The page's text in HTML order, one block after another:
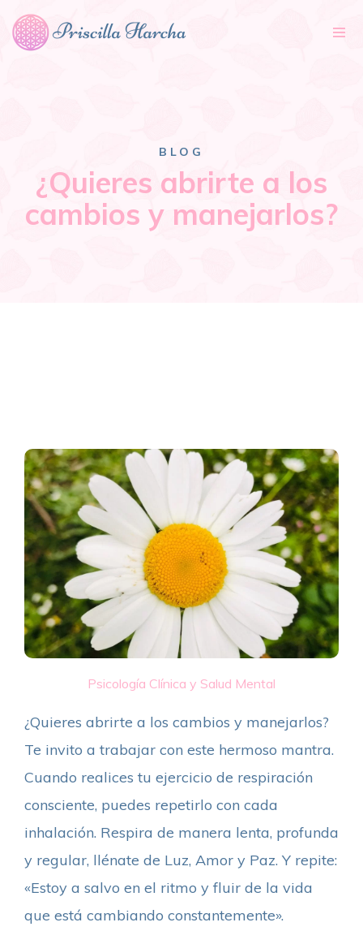
BLOG
¿Quieres abrirte a los
cambios y manejarlos?
Psicología Clínica y Salud Mental
¿Quieres abrirte a los cambios y manejarlos?
Te invito a trabajar con este hermoso mantra.
Cuando realices tu ejercicio de respiración
consciente, puedes repetirlo con cada
inhalación. Respira de manera lenta, profunda
y regular, llénate de Luz, Amor y Paz. Y repite:
«Estoy a salvo en el ritmo y fluir de la vida
que está cambiando constantemente».